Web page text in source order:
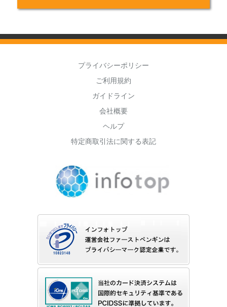
プライバシーポリシー
ご利用規約
ガイドライン
会社概要
ヘルプ
特定商取引法に関する表記